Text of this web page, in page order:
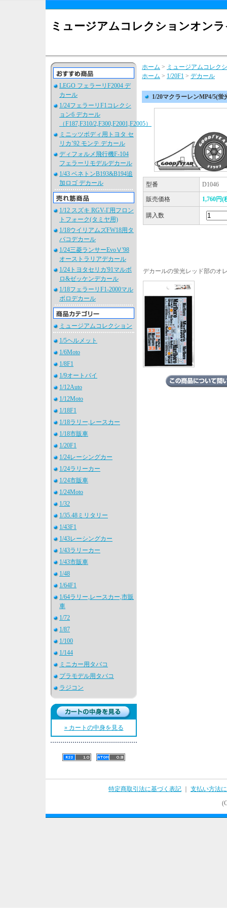
ミュージアムコレクションオン
LEGO フェラーリF2004 デ
カール
1/24フェラーリF1コレクシ
ョン6 デカール
（F187,F310/2,F300,F2001,F2005）
ミニッツボディ用トヨタ セ
リカ’92 モンテ デカール
ディフォルメ飛行機F-104
フェラーリモデルデカール
1/43 ベネトンB193&B194追
加ロゴ デカール
1/12 スズキ RGV-Γ用フロン
トフォーク(タミヤ用)
1/18ウイリアムズFW18用タ
バコデカール
1/24三菱ランサーEvoⅤ'98
オーストラリアデカール
1/24トヨタセリカ'91マルボ
ロ&ゼッケンデカール
1/18フェラーリF1-2000マル
ボロデカール
ミュージアムコレクション
1/5ヘルメット
1/6Moto
1/8F1
1/9オートバイ
1/12Auto
1/12Moto
1/18F1
1/18ラリー,レースカー
1/18市販車
1/20F1
1/24レーシングカー
1/24ラリーカー
1/24市販車
1/24Moto
1/32
1/35.48ミリタリー
1/43F1
1/43レーシングカー
1/43ラリーカー
1/43市販車
1/48
1/64F1
1/64ラリー,レースカー,市販
車
1/72
1/87
1/100
1/144
ミニカー用タバコ
プラモデル用タバコ
ラジコン
» カートの中身を見る
ホーム > ミュージアムコレク
ホーム > 1/20F1 > デカール
1/20マクラーレンMP4/5(蛍
型番 D1046
販売価格 1,760円(
購入数
デカールの蛍光レッド部のオ
特定商取引法に基づく表記
支払い方法